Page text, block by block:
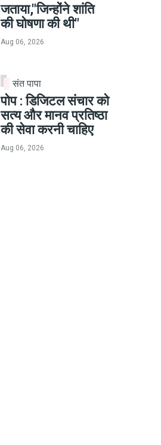
जताया,"जिन्होंने शांति
की घोषणा की थी"
Aug 06, 2026
संत पापा
पोप : डिजिटल संचार को
सत्य और मानव प्रतिष्ठा
की सेवा करनी चाहिए
Aug 06, 2026